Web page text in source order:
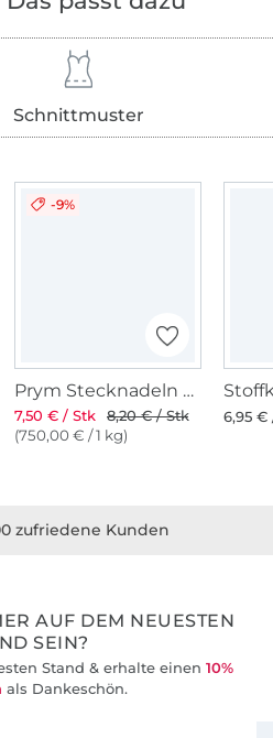
Schnittmuster
-9%
Prym Stecknadeln mit Griff
7,50 € / Stk
8,20 € / Stk
(750,00 € / 1 kg)
6,95 €
zufriedene Kunden
AUF DEM NEUESTEN
SEIN?
Stand & erhalte einen 10%
als Dankeschön.